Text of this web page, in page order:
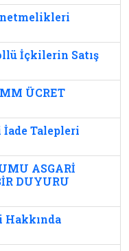
İçkilerin Satış
ÜCRET
Talepleri
ASGARİ
DUYURU
Hakkında